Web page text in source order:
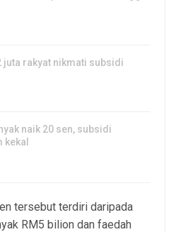
juta rakyat nikmati subsidi
naik 20 sen, subsidi
kekal
tersebut terdiri daripada
RM5 bilion dan faedah